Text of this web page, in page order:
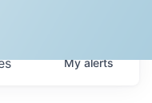
Myalerts